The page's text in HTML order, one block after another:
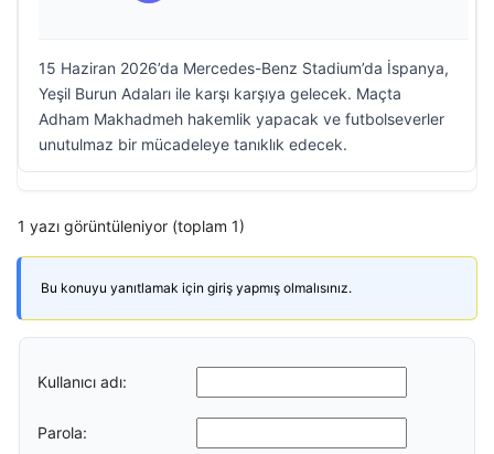
15 Haziran 2026’da Mercedes-Benz Stadium’da İspanya,
Yeşil Burun Adaları ile karşı karşıya gelecek. Maçta
Adham Makhadmeh hakemlik yapacak ve futbolseverler
unutulmaz bir mücadeleye tanıklık edecek.
1 yazı görüntüleniyor (toplam 1)
Bu konuyu yanıtlamak için giriş yapmış olmalısınız.
Kullanıcı adı:
Parola: